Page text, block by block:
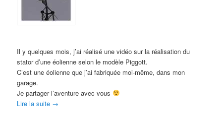
Il y quelques mois, j’ai réalisé une vidéo sur la réalisation du
stator d’une éolienne selon le modèle Piggott.
C’est une éolienne que j’ai fabriquée moi-même, dans mon
garage.
Je partager l’aventure avec vous
Lire la suite →